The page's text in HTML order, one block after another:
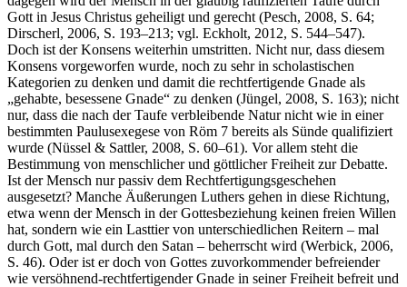
Gott in Jesus Christus geheiligt und gerecht (Pesch, 2008, S. 64;
Dirscherl, 2006, S. 193–213; vgl. Eckholt, 2012, S. 544–547).
Doch ist der Konsens weiterhin umstritten. Nicht nur, dass diesem
Konsens vorgeworfen wurde, noch zu sehr in scholastischen
Kategorien zu denken und damit die rechtfertigende Gnade als
„gehabte, besessene Gnade“ zu denken (Jüngel, 2008, S. 163); nicht
nur, dass die nach der Taufe verbleibende Natur nicht wie in einer
bestimmten Paulusexegese von Röm 7 bereits als Sünde qualifiziert
wurde (Nüssel & Sattler, 2008, S. 60–61). Vor allem steht die
Bestimmung von menschlicher und göttlicher Freiheit zur De­batte.
Ist der Mensch nur passiv dem Rechtfertigungsgeschehen
ausgesetzt? Manche Äußerungen Luthers gehen in diese Richtung,
etwa wenn der Mensch in der Gottesbeziehung keinen freien Willen
hat, sondern wie ein Lasttier von unter­schiedlichen Reitern – mal
durch Gott, mal durch den Satan – beherrscht wird (Werbick, 2006,
S. 46). Oder ist er doch von Gottes zuvorkommender befreiender
wie versöhnend-rechtfertigender Gnade in seiner Freiheit befreit und